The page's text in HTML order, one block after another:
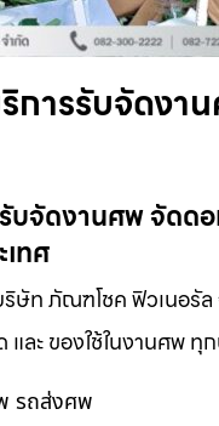
ารรับจัดงา
จัดงานศพ จัดด
ทศ
ษัท ภัณฑโชค ฟิวเนอรั
ละ ของใช้ในงานศพ ทุ
รถส่งศพ